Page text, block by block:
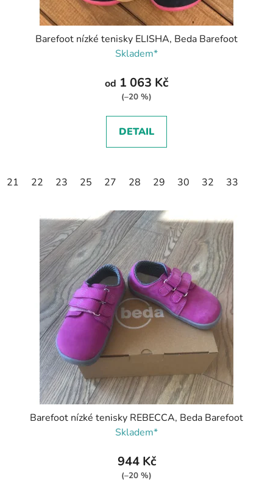
Barefoot nízké tenisky ELISHA, Beda Barefoot
Skladem*
od 1 063 Kč
(–20 %)
DETAIL
21 22 23 25 27 28 29 30 32 33
Barefoot nízké tenisky REBECCA, Beda Barefoot
Skladem*
944 Kč
(–20 %)